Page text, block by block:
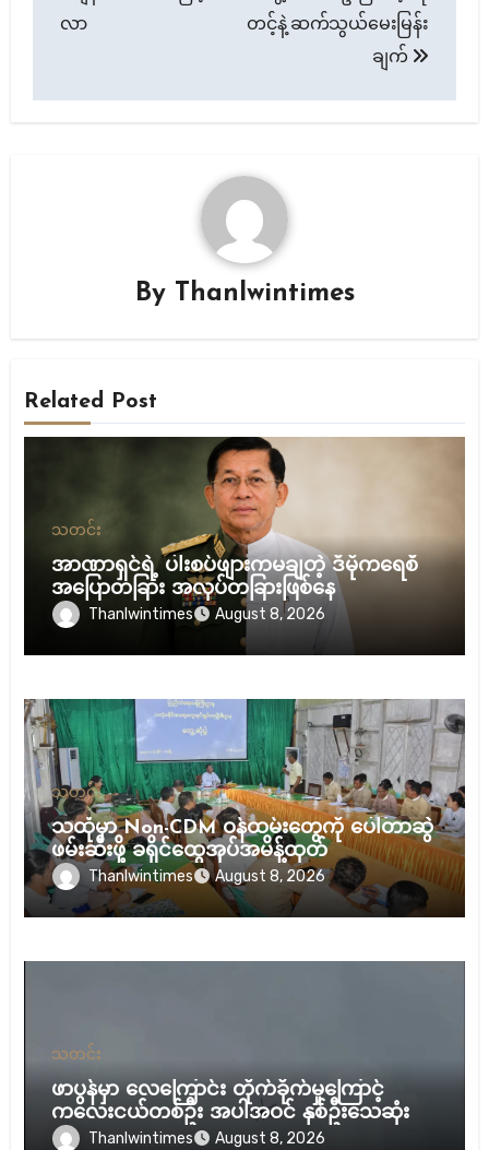
လာ
တင့်နဲ့ ဆက်သွယ်မေးမြန်း
ချက်
By Thanlwintimes
Related Post
သတင်း
အာဏာရှင်ရဲ့ ပါးစပ်ဖျားကမချတဲ့ ဒီမိုကရေစီ
အပြောတခြား အလုပ်တခြားဖြစ်နေ
Thanlwintimes August 8, 2026
သတင်း
သထုံမှာ Non-CDM ဝန်ထမ်းတွေကို ပေါ်တာဆွဲ
ဖမ်းဆီးဖို့ ခရိုင်ထွေအုပ်အမိန့်ထုတ်
Thanlwintimes August 8, 2026
သတင်း
ဖာပွန်မှာ လေကြောင်း တိုက်ခိုက်မှုကြောင့်
ကလေးငယ်တစ်ဦး အပါအဝင် နှစ်ဦးသေဆုံး
Thanlwintimes August 8, 2026